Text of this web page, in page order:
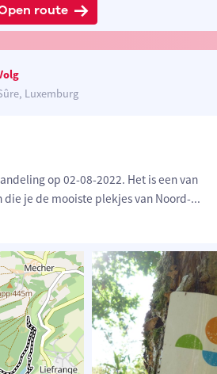
route
Luxemburg
op 02-08-2022. Het is een van
je de mooiste plekjes van Noord-...